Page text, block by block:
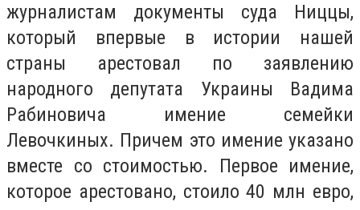
журналистам документы суда Ниццы,
который впервые в истории нашей
страны арестовал по заявлению
народного депутата Украины Вадима
Рабиновича имение семейки
Левочкиных. Причем это имение указано
вместе со стоимостью. Первое имение,
которое арестовано, стоило 40 млн евро,